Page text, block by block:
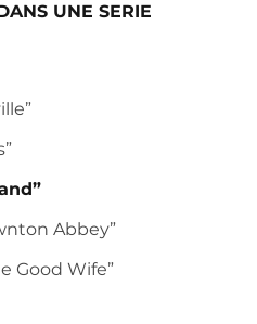
UNE SERIE
Abbey”
Good Wife”